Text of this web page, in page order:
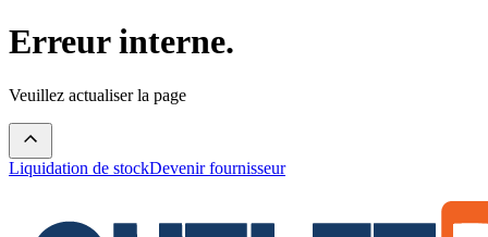
Erreur interne.
Veuillez actualiser la page
Liquidation de stockDevenir fournisseur